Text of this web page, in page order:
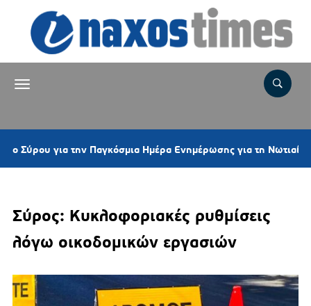
για την Παγκόσμια Ημέρα Ενημέρωσης για τη Νωτιαία Μυϊκή
Σύρος: Κυκλοφοριακές ρυθμίσεις
λόγω οικοδομικών εργασιών